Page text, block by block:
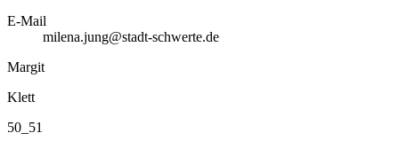
E-Mail
milena.jung@stadt-schwerte.de
Margit
Klett
50_51